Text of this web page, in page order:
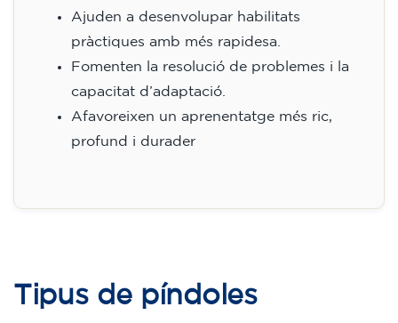
Ajuden a desenvolupar habilitats
pràctiques amb més rapidesa.
Fomenten la resolució de problemes i la
capacitat d’adaptació.
Afavoreixen un aprenentatge més ric,
profund i durader
Tipus de píndoles